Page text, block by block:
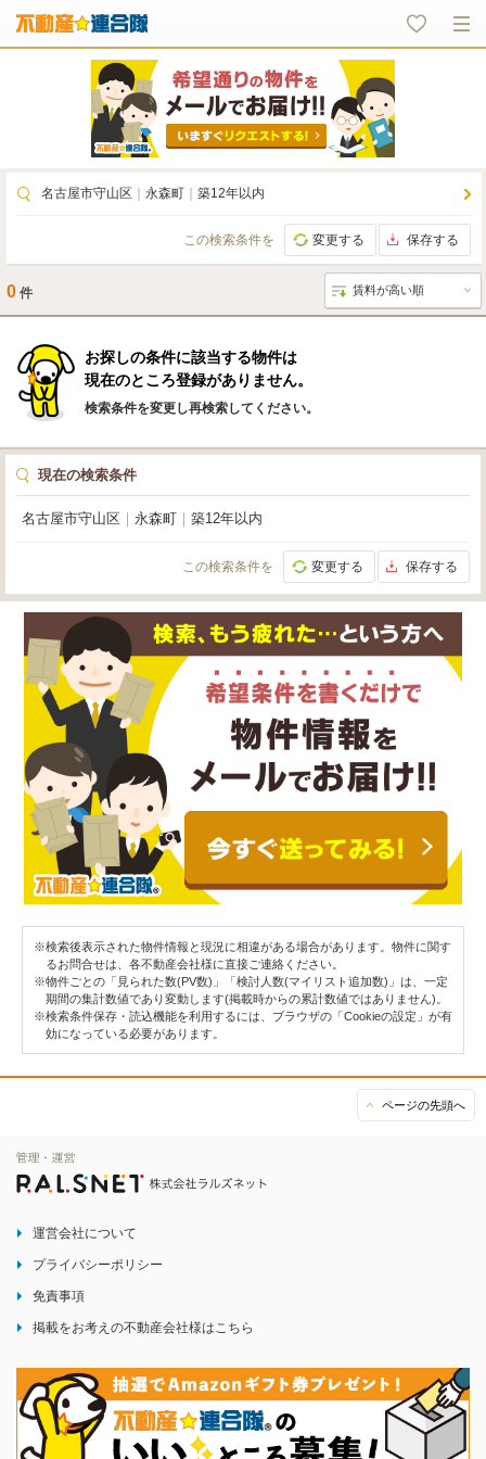
名古屋市守山区 永森町 築12年以内
この検索条件を 変更する 保存する
0 件
お探しの条件に該当する物件は
現在のところ登録がありません。
検索条件を変更し再検索してください。
現在の検索条件
名古屋市守山区 永森町 築12年以内
この検索条件を 変更する 保存する
※検索後表示された物件情報と現況に相違がある場合があります。物件に関す
るお問合せは、各不動産会社様に直接ご連絡ください。
※物件ごとの「見られた数(PV数)」「検討人数(マイリスト追加数)」は、一定
期間の集計数値であり変動します(掲載時からの累計数値ではありません)。
※検索条件保存・読込機能を利用するには、ブラウザの「Cookieの設定」が有
効になっている必要があります。
ページの先頭へ
運営会社について
プライバシーポリシー
免責事項
掲載をお考えの不動産会社様はこちら